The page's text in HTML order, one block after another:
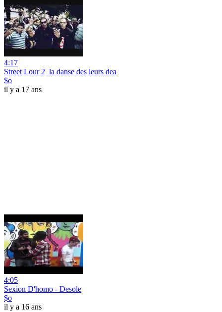
4:17
Street Lour 2_la danse des leurs dea
$o
il y a 17 ans
4:05
Sexion D'homo - Desole
$o
il y a 16 ans